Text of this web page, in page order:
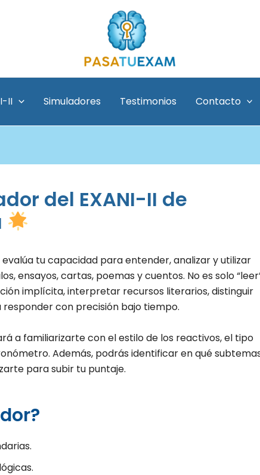
II Simuladores Testimonios Contacto
del EXANI-II de
tu capacidad para entender, analizar y utilizar
ensayos, cartas, poemas y cuentos. No es solo
implícita, interpretar recursos literarios, distinguir
con precisión bajo tiempo.
a familiarizarte con el estilo de los reactivos, el tipo
Además, podrás identificar en qué
para subir tu puntaje.